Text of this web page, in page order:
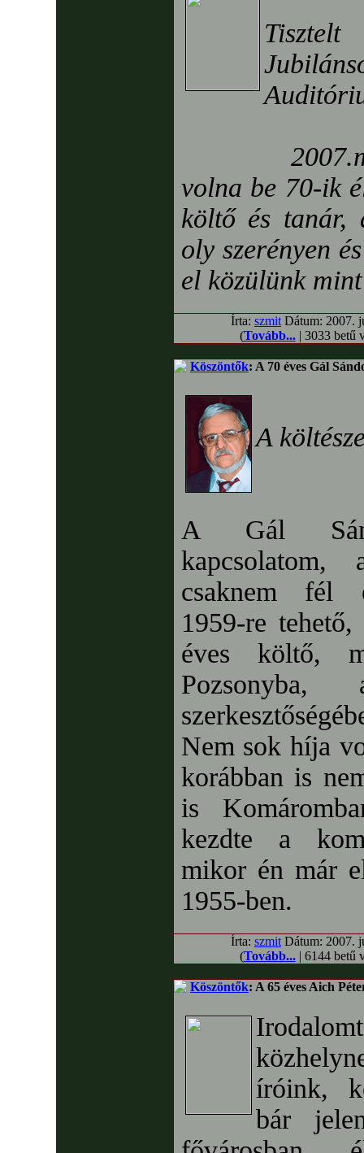
volna be 70-ik
költő és tanár,
oly szerényen
el közülünk
Írta: szmit Dátum: 2007.
(Tovább...| 3033 betű
Köszöntők: A 70 éves Gál
A
A Gál
kapcsolatom,
csaknem fél
1959-re
éves költő,
Nem sok híja
korábban is
is
kezdte a
mikor én már
1955-ben.
Írta: szmit Dátum: 2007.
(Tovább...| 6144 betű
Köszöntők: A 65 éves Aich
íróink,
bár